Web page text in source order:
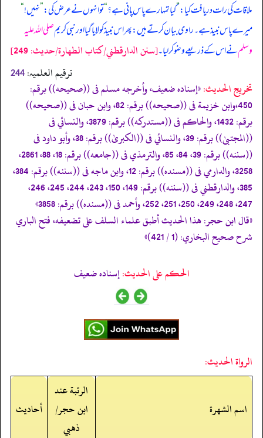
ملاقات کی رات دریافت کیا:”کیا تمہارے پاس پانی ہے؟“تو انہوں نے عرض کی:”نہیں!“
میرے پاس نبیذ ہے۔ راوی بیان کرتے ہیں: پھر اس نبیذ کو لایا گیا اور نبی کریمصلی اللہ علیہ
وسلمنے اس کے ذریعے وضو کر لیا۔[سنن الدارقطني/كتاب الطهارة/حدیث: 249]
ترقیم العلمیہ: 244
تخریج الحدیث:«إسناده ضعيف، وأخرجه مسلم فى ((صحيحه)) برقم:
450،وابن خزيمة فى ((صحيحه)) برقم: 82، وابن حبان فى ((صحيحه))
برقم: 1432، والحاكم فى ((مستدركه)) برقم: 3879، والنسائي فى
((المجتبیٰ)) برقم: 39، والنسائي فى ((الكبریٰ)) برقم: 38، وأبو داود فى
((سننه)) برقم: 39، 84، 85، والترمذي فى ((جامعه)) برقم: 18، 88، 2861،
3258، والدارمي فى ((مسنده)) برقم: 12، وابن ماجه فى ((سننه)) برقم: 384،
385، والدارقطني فى ((سننه)) برقم: 149، 150، 243، 244، 245، 246،
247، 248، 249، 250، 251، 252، وأحمد فى ((مسنده)) برقم: 3858»
«قال ابن حجر: هذا الحديث أطبق علماء السلف على تضعيفه، فتح الباري
شرح صحيح البخاري: (1 / 421)»
الحكم على الحديث:إسناده ضعيف
الرواة الحديث:
اسم الشهرة
الرتبة عند
ابن حجر/
ذهبي
أحاديث